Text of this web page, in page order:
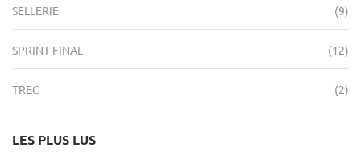
SELLERIE (9)
SPRINT FINAL (12)
TREC (2)
LES PLUS LUS